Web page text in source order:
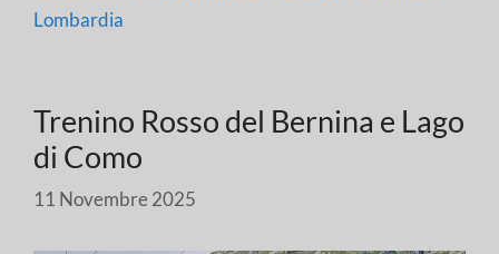
Lombardia
Trenino Rosso del Bernina e Lago
di Como
11 Novembre 2025